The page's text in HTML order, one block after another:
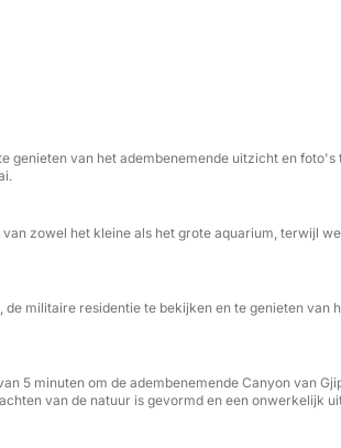
bij Crystal Bay, Secret Cave,
momenten van de tour is de boottocht
Piratengrot. U glijdt deze
en sfeer vanuit het water. Het is een
hoed en handdoek mee en laat de
genieten van het adembenemende uitzicht en
zowel het kleine als het grote aquarium, terwijl
de militaire residentie te bekijken en te genieten van
5 minuten om de adembenemende Canyon van
van de natuur is gevormd en een onwerkelijk